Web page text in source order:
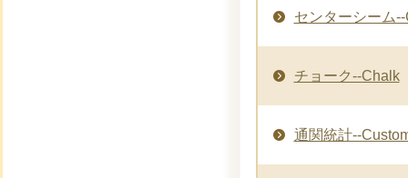
センターシーム
チョーク--Chalk
通関統計--